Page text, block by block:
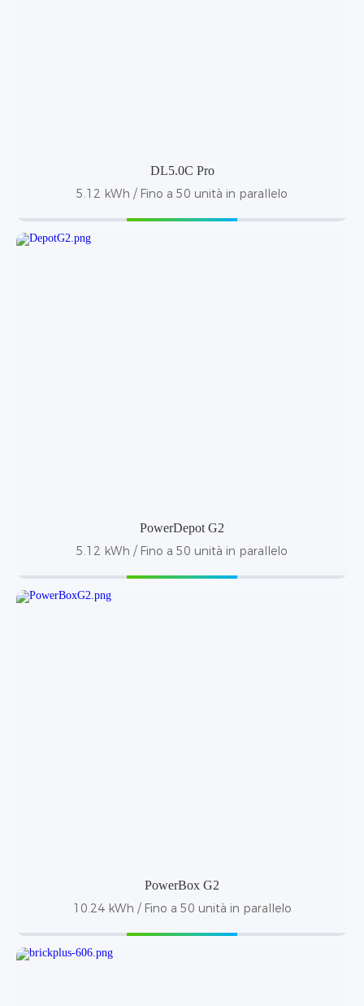
DL5.0C Pro
5.12 kWh / Fino a 50 unità in parallelo
PowerDepot G2
5.12 kWh / Fino a 50 unità in parallelo
PowerBox G2
10.24 kWh / Fino a 50 unità in parallelo